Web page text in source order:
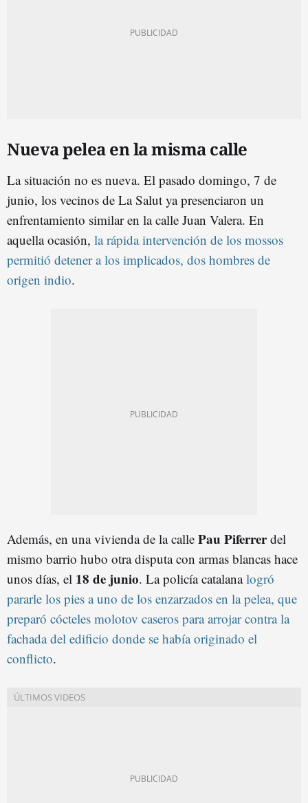
Nueva pelea en la misma calle
La situación no es nueva. El pasado domingo, 7 de
junio, los vecinos de La Salut ya presenciaron un
enfrentamiento similar en la calle Juan Valera. En
aquella ocasión, la rápida intervención de los mossos
permitió detener a los implicados, dos hombres de
origen indio.
Además, en una vivienda de la calle Pau Piferrerdel
mismo barrio hubo otra disputa con armas blancas hace
unos días, el 18 de junio. La policía catalanalogró
pararle los pies a uno de los enzarzados en la pelea, que
preparó cócteles molotov caseros para arrojar contra la
fachada del edificio donde se había originado el
conflicto.